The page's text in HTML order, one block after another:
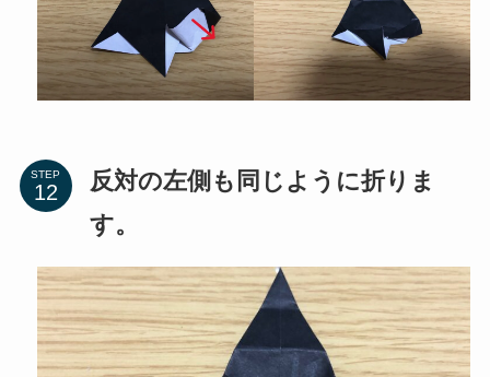
STEP
反対の左側も同じように折りま
す。